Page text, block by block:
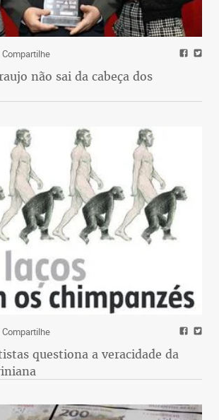
Compartilhe
não sai da cabeça dos
Compartilhe
questiona a veracidade da